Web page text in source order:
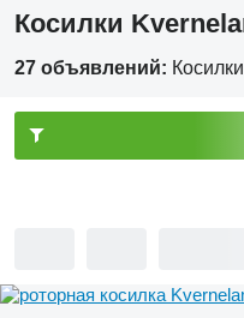
Косилки
27 объявлений: